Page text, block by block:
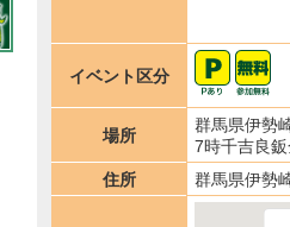
イベント区分
場所
群馬県伊勢
7時千吉良
住所
群馬県伊勢